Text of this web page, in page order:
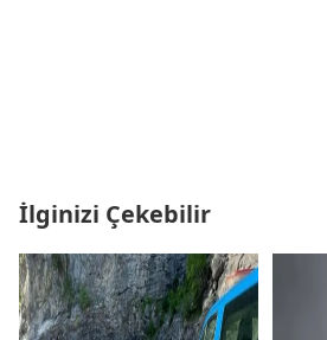
İlginizi Çekebilir